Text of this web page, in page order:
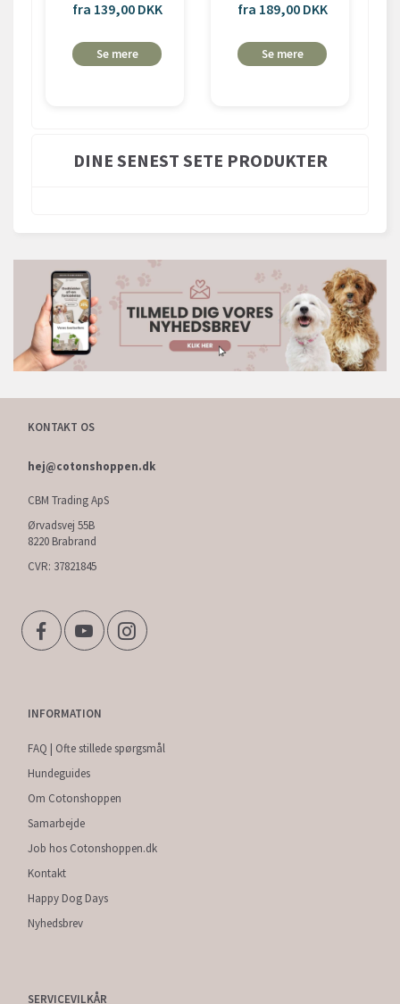
fra 139,00 DKK
Se mere
fra 189,00 DKK
Se mere
DINE SENEST SETE PRODUKTER
KONTAKT OS
hej@cotonshoppen.dk
CBM Trading ApS
Ørvadsvej 55B
8220 Brabrand
CVR: 37821845
INFORMATION
FAQ | Ofte stillede spørgsmål
Hundeguides
Om Cotonshoppen
Samarbejde
Job hos Cotonshoppen.dk
Kontakt
Happy Dog Days
Nyhedsbrev
SERVICEVILKÅR